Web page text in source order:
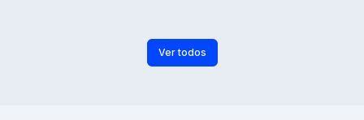
Ver todos